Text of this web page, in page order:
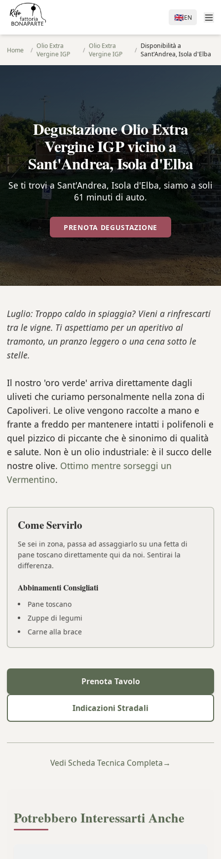
🇬🇧EN
Home / Olio Extra
Vergine IGP
/ Olio Extra
Vergine IGP
/ Disponibilità a
Sant'Andrea, Isola d'Elba
Degustazione Olio Extra
Vergine IGP vicino a
Sant'Andrea, Isola d'Elba
Se ti trovi a Sant'Andrea, Isola d'Elba, siamo a soli
61 minuti di auto.
PRENOTA DEGUSTAZIONE
Luglio: Troppo caldo in spiaggia? Vieni a rinfrescarti
tra le vigne. Ti aspettiamo per un aperitivo al
tramonto, un pranzo leggero o una cena sotto le
stelle.
Il nostro 'oro verde' arriva direttamente dagli
uliveti che curiamo personalmente nella zona di
Capoliveri. Le olive vengono raccolte a mano e
frante a freddo per mantenere intatti i polifenoli e
quel pizzico di piccante che è sinonimo di qualità
e salute. Non è un olio industriale: è il succo delle
nostre olive. Ottimo mentre sorseggi un
Vermentino.
Come Servirlo
Se sei in zona, passa ad assaggiarlo su una fetta di
pane toscano direttamente qui da noi. Sentirai la
differenza.
Abbinamenti Consigliati
Pane toscano
Zuppe di legumi
Carne alla brace
Prenota Tavolo
Indicazioni Stradali
Vedi Scheda Tecnica Completa→
Potrebbero Interessarti Anche